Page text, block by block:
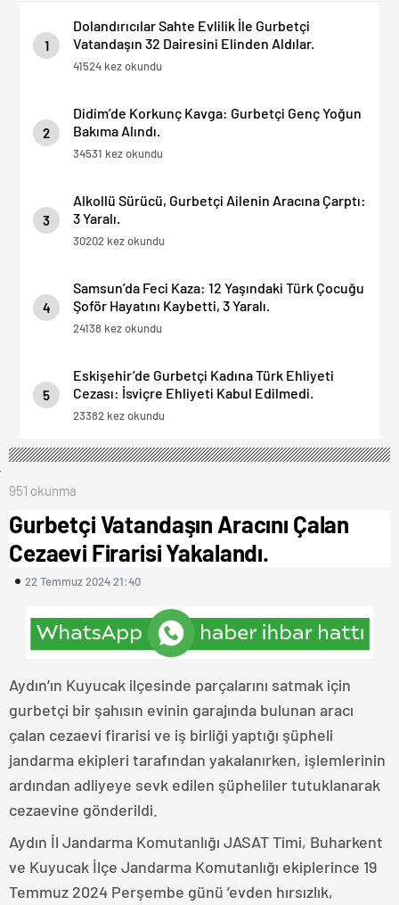
1
Dolandırıcılar Sahte Evlilik İle Gurbetçi
Vatandaşın 32 Dairesini Elinden Aldılar.
41524 kez okundu
2
Didim’de Korkunç Kavga: Gurbetçi Genç Yoğun
Bakıma Alındı.
34531 kez okundu
3
Alkollü Sürücü, Gurbetçi Ailenin Aracına Çarptı:
3 Yaralı.
30202 kez okundu
4
Samsun’da Feci Kaza: 12 Yaşındaki Türk Çocuğu
Şoför Hayatını Kaybetti, 3 Yaralı.
24138 kez okundu
5
Eskişehir’de Gurbetçi Kadına Türk Ehliyeti
Cezası: İsviçre Ehliyeti Kabul Edilmedi.
23382 kez okundu
951 okunma
Gurbetçi Vatandaşın Aracını Çalan
Cezaevi Firarisi Yakalandı.
22 Temmuz 2024 21:40
Aydın’ın Kuyucak ilçesinde parçalarını satmak için
gurbetçi bir şahısın evinin garajında bulunan aracı
çalan cezaevi firarisi ve iş birliği yaptığı şüpheli
jandarma ekipleri tarafından yakalanırken, işlemlerinin
ardından adliyeye sevk edilen şüpheliler tutuklanarak
cezaevine gönderildi.
Aydın İl Jandarma Komutanlığı JASAT Timi, Buharkent
ve Kuyucak İlçe Jandarma Komutanlığı ekiplerince 19
Temmuz 2024 Perşembe günü ’evden hırsızlık,